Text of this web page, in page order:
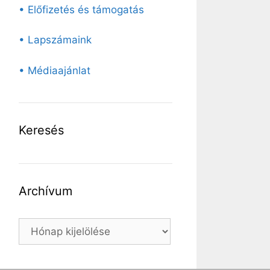
• Előfizetés és támogatás
• Lapszámaink
• Médiaajánlat
Keresés
Archívum
Archívum